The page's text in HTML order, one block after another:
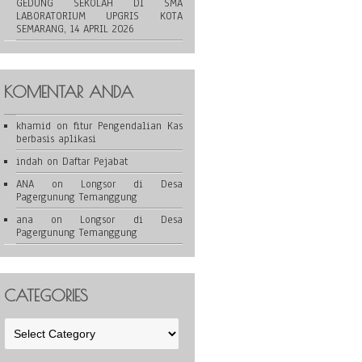
GEDUNG SEKOLAH DI SMA
LABORATORIUM UPGRIS KOTA
SEMARANG, 14 APRIL 2026
KOMENTAR ANDA
khamid on fitur Pengendalian Kas
berbasis aplikasi
indah on Daftar Pejabat
ANAon Longsor di Desa
Pagergunung Temanggung
ana on Longsor di Desa
Pagergunung Temanggung
CATEGORIES
Categories